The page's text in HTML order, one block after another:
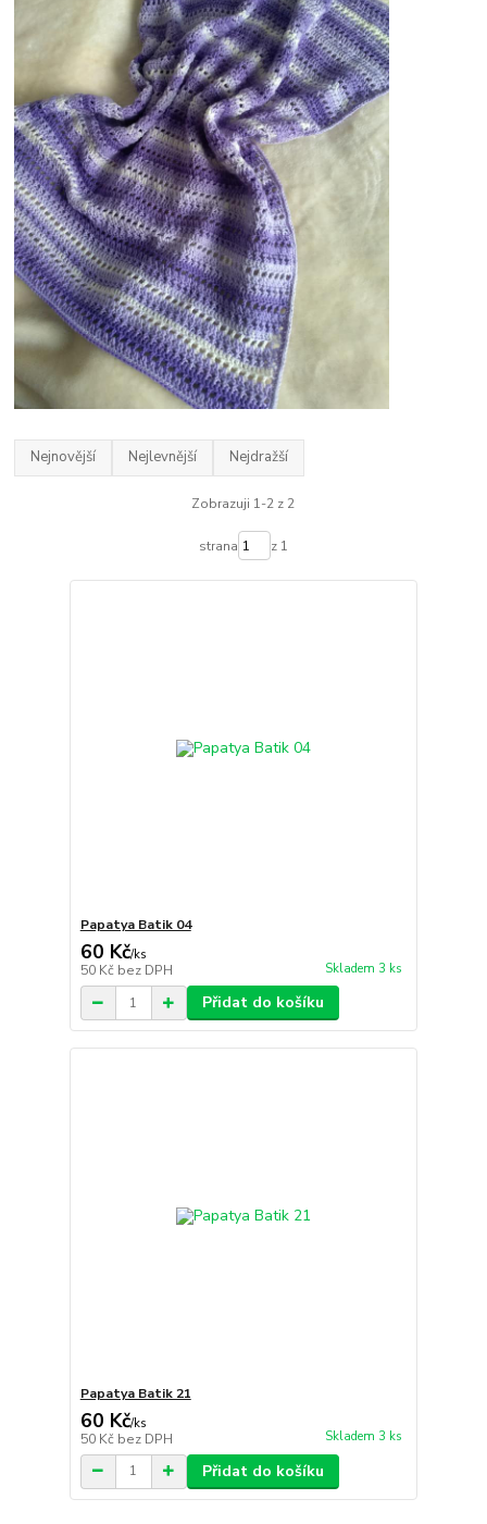
Nejnovější Nejlevnější Nejdražší
Zobrazuji 1-2 z 2
strana z 1
Papatya Batik 04
60 Kč/ks
50 Kč bez DPH Skladem 3 ks
Přidat do košíku
Papatya Batik 21
60 Kč/ks
50 Kč bez DPH Skladem 3 ks
Přidat do košíku